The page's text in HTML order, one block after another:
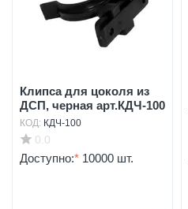
Клипса для цоколя из
ДСП, черная арт.КДЧ-100
КОД: КДЧ-100
0.0
Доступно:* 10000 шт.